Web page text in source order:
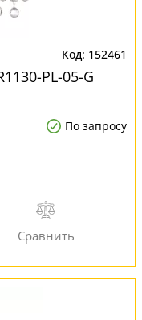
152461
PL-05-G
По запросу